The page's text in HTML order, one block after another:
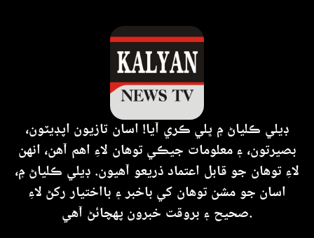
ڊيلي ڪلياڻ ۾ ڀلي ڪري آيا! اسان تازيون اپڊيٽون،
بصيرتون، ۽ معلومات جيڪي توهان لاءِ اهم آهن، انهن
لاءِ توهان جو قابل اعتماد ذريعو آهيون. ڊيلي ڪلياڻ ۾،
اسان جو مشن توهان کي باخبر ۽ بااختيار رکڻ لاءِ
صحيح ۽ بروقت خبرون پهچائڻ آهي.